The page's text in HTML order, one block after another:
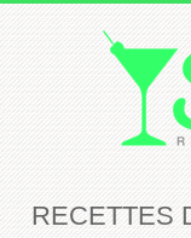
RECETTES